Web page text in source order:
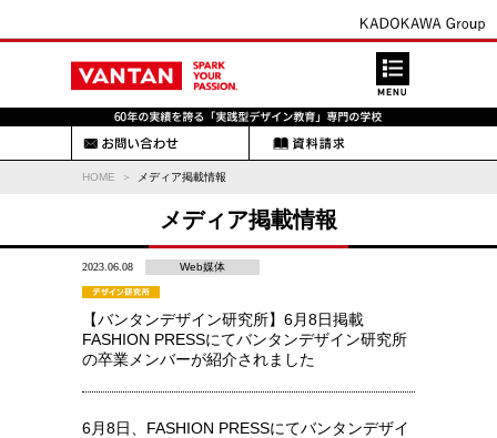
HOME メディア掲載情報
メディア掲載情報
2023.06.08 Web媒体
【バンタンデザイン研究所】6月8日掲載
FASHION PRESSにてバンタンデザイン研究所
の卒業メンバーが紹介されました
6月8日、FASHION PRESSにてバンタンデザイ